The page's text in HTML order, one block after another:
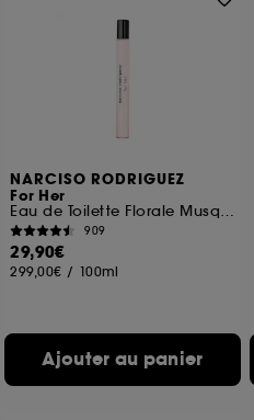
NARCISO RODRIGUEZ
For Her
Eau de Toilette Florale Musquée format voyage
909
29,90€
299,00€ / 100ml
Ajouter au panier